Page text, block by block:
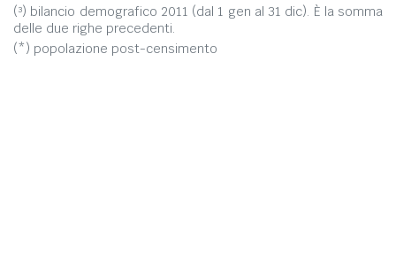
(³) bilancio demografico 2011 (dal 1 gen al 31 dic). È la somma
delle due righe precedenti.
(*) popolazione post-censimento